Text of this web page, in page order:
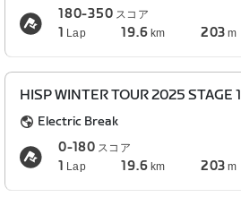
180-350 スコア
1 Lap 19.6 km 203 m
HISP WINTER TOUR 2025 STAGE 1
Electric Break
0-180 スコア
1 Lap 19.6 km 203 m